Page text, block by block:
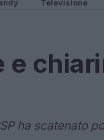
Televisione
e
ha scatenato